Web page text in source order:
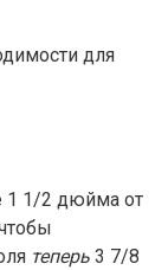
для
1 1/2 дюйма от
теперь 3 7/8